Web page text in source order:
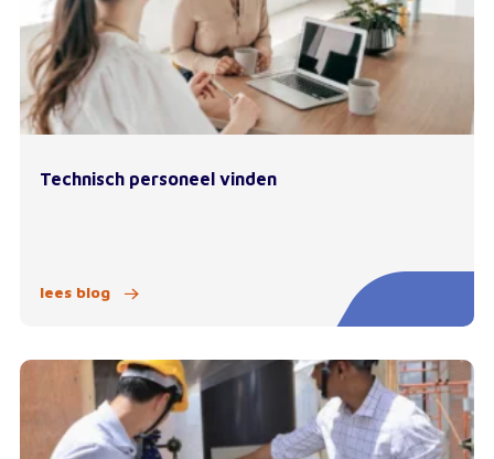
Technisch personeel vinden
lees blog